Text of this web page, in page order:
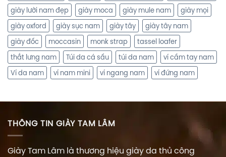
giày lười nam đẹp
giày moca giày mule nam
giày mọi
giày oxford
giày sục nam giày tây
giày tây nam
giày đốc
moccasin monk strap
tassel loafer
thắt lưng nam
Túi da cá sấu túi da nam
ví cầm tay nam
Ví da nam
ví nam mini ví ngang nam ví đứng nam
THÔNG TIN GIÀY TAM LÂM
Giày Tam Lâm là thương hiệu giày da thủ công